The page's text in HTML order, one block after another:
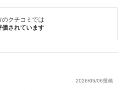
クチコミでは
価されています
2026/05/06投稿